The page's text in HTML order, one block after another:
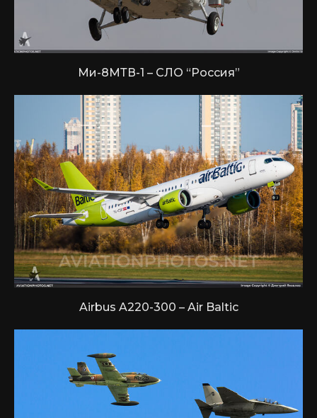
Ми-8МТВ-1 – СЛО “Россия”
Airbus A220-300 – Air Baltic